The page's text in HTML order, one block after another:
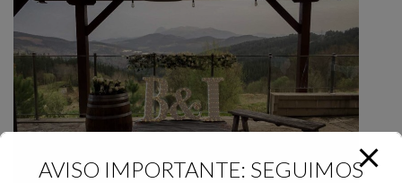
AVISO IMPORTANTE: SEGUIMOS